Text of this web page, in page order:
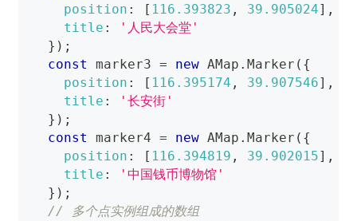
position : [ 116.393823 , 39.905024] ,
title :
'人民大会堂'
} ) ;
const
marker3 = new AMap . Marker ( {
position : [ 116.395174 , 39.907546] ,
title :
'长安街'
} ) ;
const
marker4 = new AMap . Marker ( {
position : [ 116.394819 , 39.902015] ,
title :
'中国钱币博物馆'
} ) ;
// 多个点实例组成的数组